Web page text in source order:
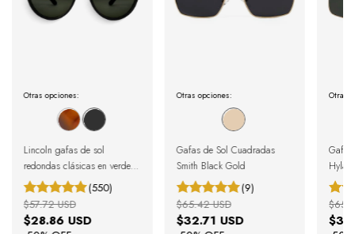
Otras opciones:
Lincoln gafas de sol
redondas clásicas en verde y
negro
(550)
$28.86 USD
$57.72 USD
Otras opciones:
Gafas de Sol Cuadradas
Smith Black Gold
(9)
$32.71 USD
$65.42 USD
Otras
Gafas